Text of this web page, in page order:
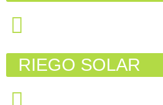
RIEGO SOLAR